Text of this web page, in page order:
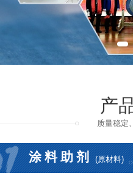
产
质量稳定
涂料助剂 (原材料)